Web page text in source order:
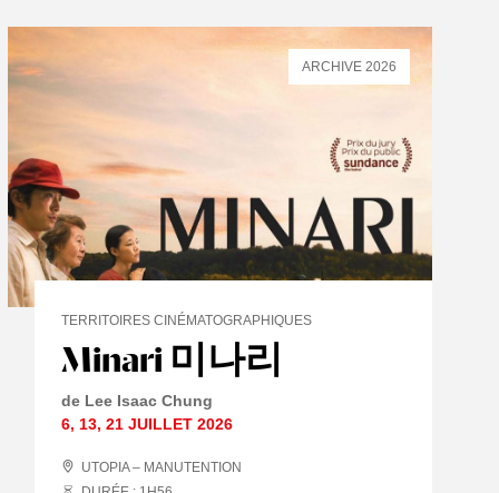
Minari 미나리
TERRITOIRES CINÉMATOGRAPHIQUES
de Lee Isaac Chung
6, 13, 21 JUILLET2026
UTOPIA – MANUTENTION
ARCHIVE 2026